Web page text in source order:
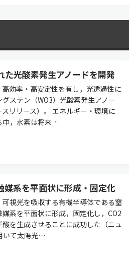
光酸素発生アノードを開発
効率・高安定性を有し，光透過性に
ステン（WO3）光酸素発生アノー
リリース）。 エネルギー・環境に
中，水素は将来…
媒系を平面状に形成・固定化
視光を吸収する有機半導体である窒
系を平面状に形成，固定化し，CO2
を生成させることに成功した（ニュ
いて太陽光…